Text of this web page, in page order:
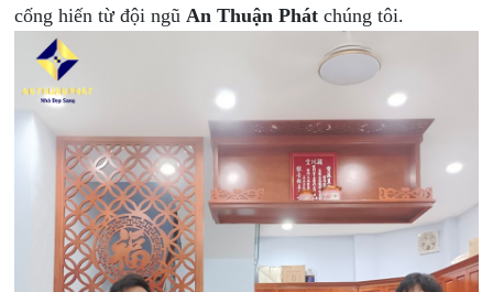
cống hiến từ đội ngũAn Thuận Phát chúng tôi.